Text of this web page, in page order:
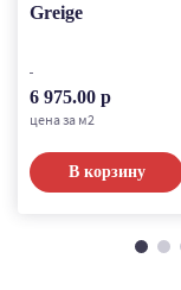
Greige
6 975.00 р
цена за м2
В корзину